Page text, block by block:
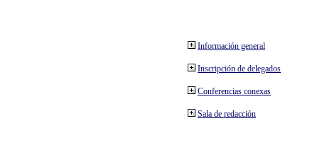
Información general
Inscripción de delegados
Conferencias conexas
Sala de redacción